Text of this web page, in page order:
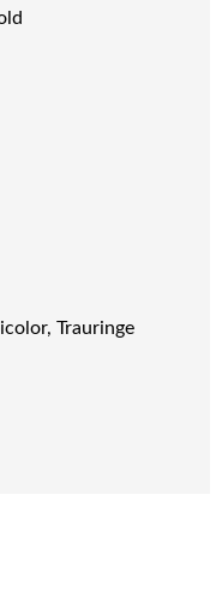
Trauringe